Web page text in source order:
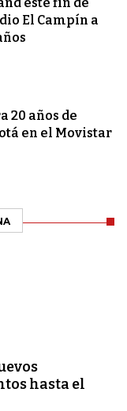
El Campín a
20 años de
en el Movistar
hasta el